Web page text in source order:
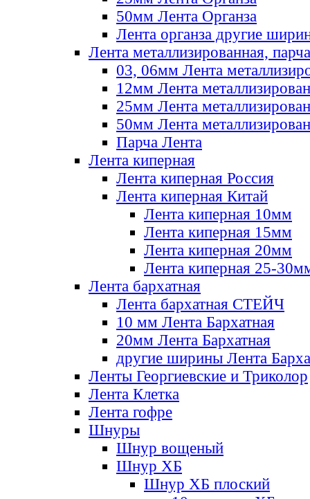
50мм Лента Органза
Лента органза другие
Лента металлизированная, парча
03, 06мм Лента
12мм Лента
25мм Лента
50мм Лента
Парча Лента
Лента киперная
Лента киперная Россия
Лента киперная Китай
Лента киперная 10мм
Лента киперная 15мм
Лента киперная 20мм
Лента киперная 25-
Лента бархатная
Лента бархатная СТЕЙЧ
10 мм Лента Бархатная
20мм Лента Бархатная
другие ширины Лента
Ленты Георгиевские и Триколор
Лента Клетка
Лента гофре
Шнуры
Шнур вощеный
Шнур ХБ
Шнур ХБ плоский